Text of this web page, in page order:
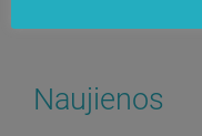
Naujienos